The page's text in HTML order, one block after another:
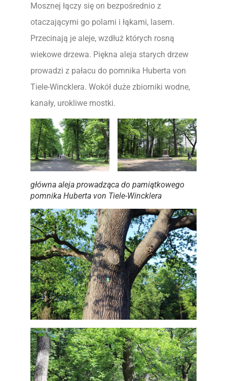
Mosznej łączy się on bezpośrednio z
otaczającymi go polami i łąkami, lasem.
Przecinają je aleje, wzdłuż których rosną
wiekowe drzewa. Piękna aleja starych drzew
prowadzi z pałacu do pomnika Huberta von
Tiele-Wincklera. Wokół duże zbiorniki wodne,
kanały, urokliwe mostki.
główna aleja prowadząca do pamiątkowego
pomnika Huberta von Tiele-Wincklera